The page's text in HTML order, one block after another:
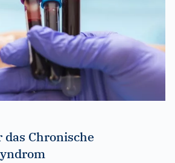
Chronische